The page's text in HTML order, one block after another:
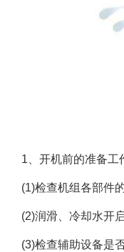
1、开机前的准备工
(1)检查机组各部件
(2)润滑、冷却水开
(3)检查辅助设备是